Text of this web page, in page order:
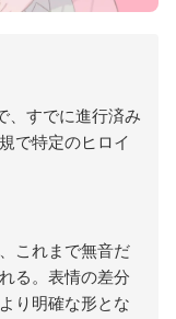
、すでに進行済み
で特定のヒロイ
これまで無音だ
る。表情の差分
り明確な形とな